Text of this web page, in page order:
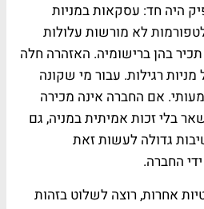
היה חד: עסקאות במניות
לא מורשות עלולות
בהן ברישומיה. האזהרה חלה
רגילות. עבור מי שקונה
אם החברה אינה מכירה
בלי זכות אמיתית במניה, גם
גדולה לעשות זאת
החברה.
אחרות, רוצה לשלוט בזהות